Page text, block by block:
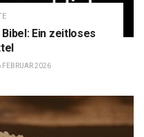
Ein zeitloses
FEBRUAR 2026